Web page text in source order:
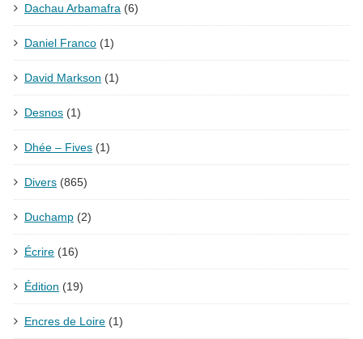
Dachau Arbamafra (6)
Daniel Franco (1)
David Markson (1)
Desnos (1)
Dhée – Fives (1)
Divers (865)
Duchamp (2)
Écrire (16)
Édition (19)
Encres de Loire (1)